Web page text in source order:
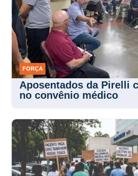
FORÇA 7 AGO 2026
Aposentados da Pirelli
no convênio médico